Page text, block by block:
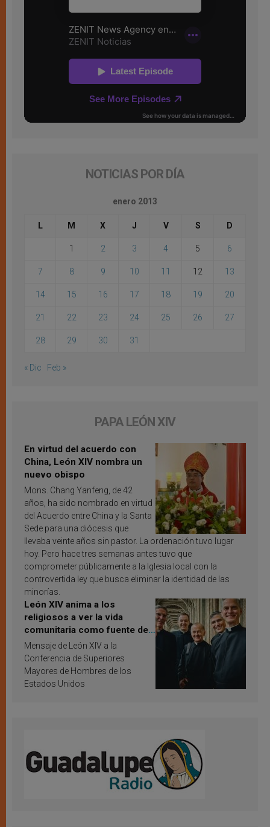
NOTICIAS POR DÍA
enero 2013
L M X J V S D
1 2 3 4 5 6
7 8 9 10 11 12 13
14 15 16 17 18 19 20
21 22 23 24 25 26 27
28 29 30 31
« Dic Feb »
PAPA LEÓN XIV
En virtud del acuerdo con
China, León XIV nombra un
nuevo obispo
Mons. Chang Yanfeng, de 42
años, ha sido nombrado en virtud
del Acuerdo entre China y la Santa
Sede para una diócesis que
llevaba veinte años sin pastor. La ordenación tuvo lugar
hoy. Pero hace tres semanas antes tuvo que
comprometer públicamente a la Iglesia local con la
controvertida ley que busca eliminar la identidad de las
minorías.
León XIV anima a los
religiosos a ver la vida
comunitaria como fuente de
inspiración y santificación
Mensaje de León XIV a la
Conferencia de Superiores
Mayores de Hombres de los
Estados Unidos